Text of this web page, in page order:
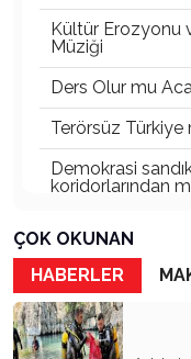
Kültür Erozyonu
Müziği
Ders Olur mu
Terörsüz Türkiye
Demokrasi
koridorlarından
Gazetecinin
Turizmde Herşey
MB Başkanı ve
Padişahın Vergi
ÇOK OKUNAN
HABERLER